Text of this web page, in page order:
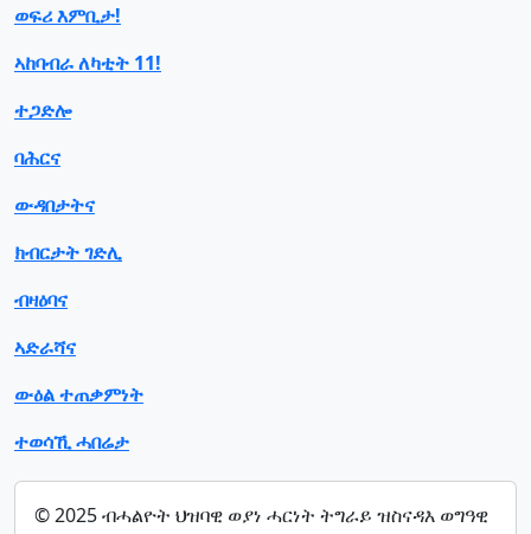
ወፍሪ እምቢታ!
ኣከባብራ ለካቲት 11!
ተጋድሎ
ባሕርና
ውዳበታትና
ክብርታት ገድሊ
ብዛዕባና
ኣድራሻና
ውዕል ተጠቃምነት
ተወሳኺ ሓበሬታ
© 2025 ብሓልዮት ህዝባዊ ወያነ ሓርነት ትግራይ ዝስናዳእ ወግዓዊ